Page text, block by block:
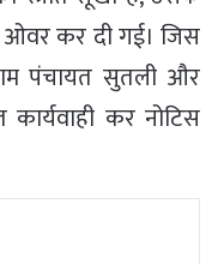
ओवर कर दी गई। जिस
पंचायत सुतली और
कर नोटिस